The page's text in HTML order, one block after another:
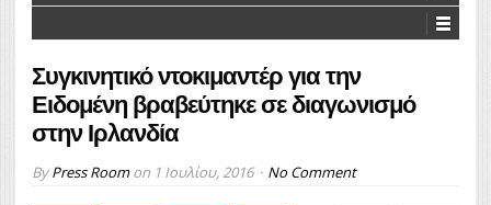
Συγκινητικό ντοκιμαντέρ για την
Ειδομένη βραβεύτηκε σε διαγωνισμό
στην Ιρλανδία
ByPress Roomon 1 Ιουλίου, 2016 No Comment